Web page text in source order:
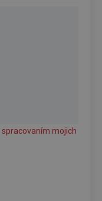
spracovaním mojich